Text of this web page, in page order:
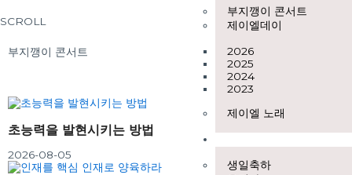
부지깽이 콘서트
제이엘데이
2026
2025
2024
2023
제이엘 노래
생일축하
SCROLL
부지깽이 콘서트
초능력을 발현시키는 방법
2026-08-05